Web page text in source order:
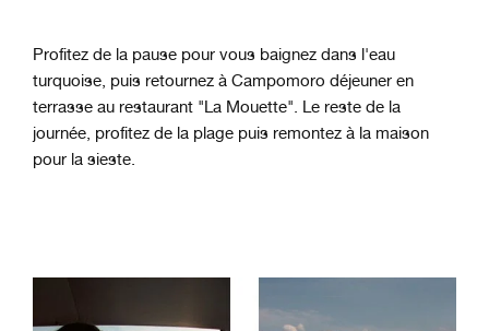
Profitez de la pause pour vous baignez dans l'eau
turquoise, puis retournez à Campomoro déjeuner en
terrasse au restaurant "La Mouette". Le reste de la
journée, profitez de la plage puis remontez à la maison
pour la sieste.